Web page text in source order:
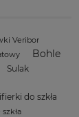
Veribor
Bohle
Sulak
do szkła